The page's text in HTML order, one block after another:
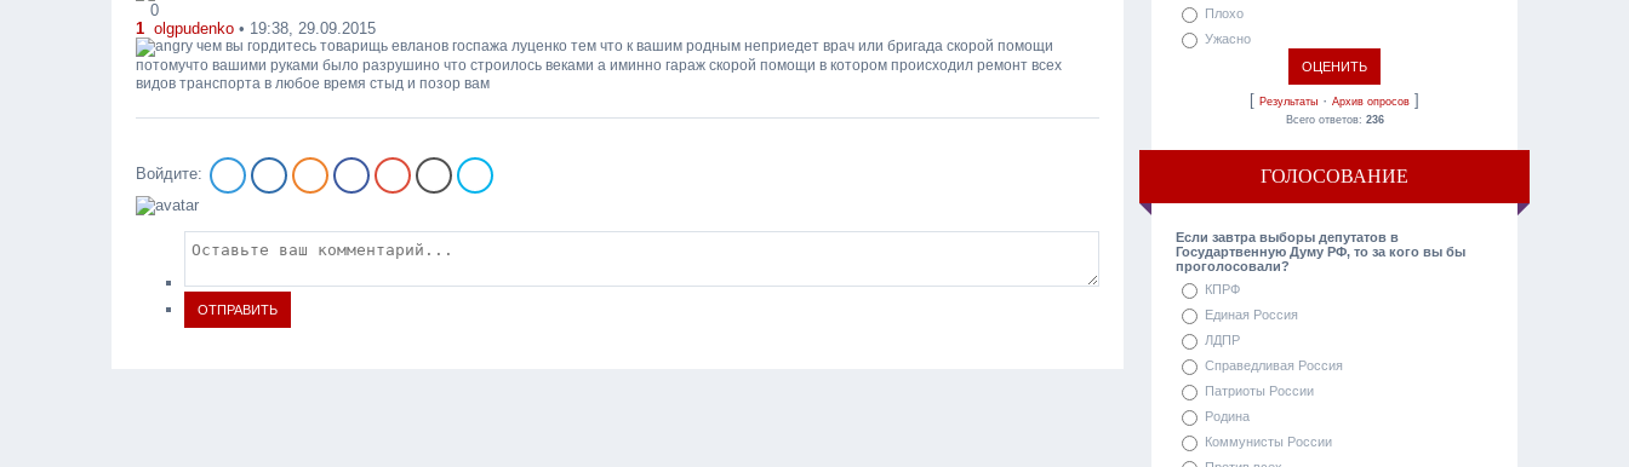
0
1 olgpudenko • 19:38, 29.09.2015
чем вы гордитесь товарищь евланов госпажа луценко тем что к вашим родным неприедет врач или бригада скорой помощи
потомучто вашими руками было разрушино что строилось веками а иминно гараж скорой помощи в котором происходил ремонт всех
видов транспорта в любое время стыд и позор вам
Войдите:
ОТПРАВИТЬ
Плохо
Ужасно
[Результаты ·Архив опросов ]
Всего ответов: 236
ГОЛОСОВАНИЕ
Если завтра выборы депутатов в
Государтвенную Думу РФ, то за кого вы бы
проголосовали?
КПРФ
Единая Россия
ЛДПР
Справедливая Россия
Патриоты России
Родина
Коммунисты России